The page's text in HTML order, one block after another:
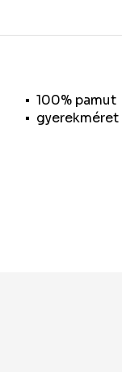
100% pamut
gyerekméret